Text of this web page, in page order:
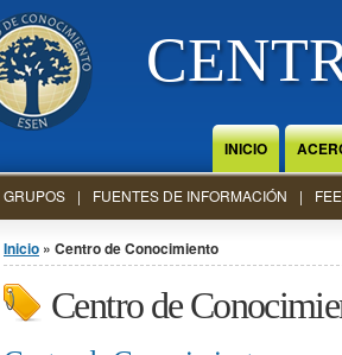
INICIO
GRUPOS FUENTES DE INFORMACIÓN
Se encuentra usted aquí
Inicio » Centro de Conocimiento
Centro de